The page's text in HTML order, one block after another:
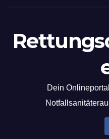
Dein